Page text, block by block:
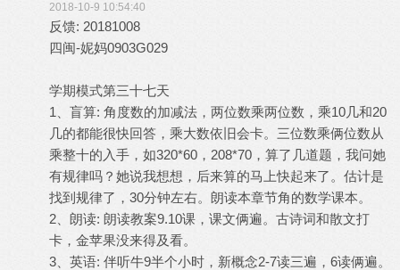
2018-10-9 10:54:40
反馈: 20181008
四闽-妮妈0903G029
学期模式第三十七天
1、盲算: 角度数的加减法，两位数乘两位数，乘10几和20
几的都能很快回答，乘大数依旧会卡。三位数乘俩位数从
乘整十的入手，如320*60，208*70，算了几道题，我问她
有规律吗？她说我想想，后来算的马上快起来了。估计是
找到规律了，30分钟左右。朗读本章节角的数学课本。
2、朗读: 朗读教案9.10课，课文俩遍。古诗词和散文打
卡，金苹果没来得及看。
3、英语: 伴听牛9半个小时，新概念2-7读三遍，6读俩遍。